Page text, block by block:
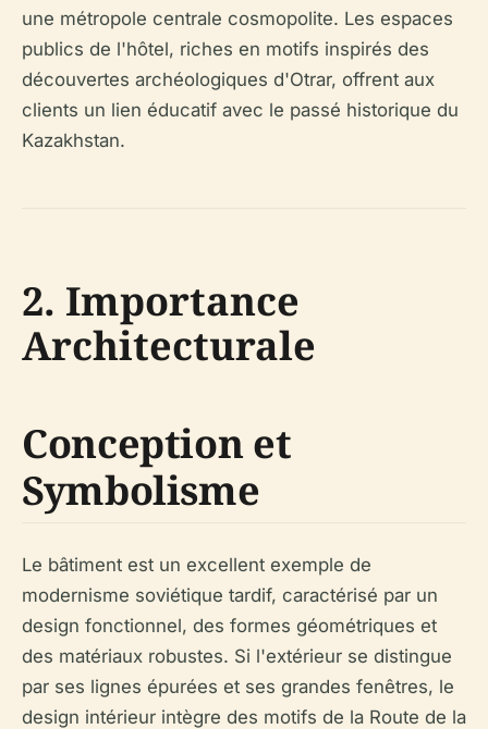
une métropole centrale cosmopolite. Les espaces
publics de l'hôtel, riches en motifs inspirés des
découvertes archéologiques d'Otrar, offrent aux
clients un lien éducatif avec le passé historique du
Kazakhstan.
2. Importance
Architecturale
Conception et
Symbolisme
Le bâtiment est un excellent exemple de
modernisme soviétique tardif, caractérisé par un
design fonctionnel, des formes géométriques et
des matériaux robustes. Si l'extérieur se distingue
par ses lignes épurées et ses grandes fenêtres, le
design intérieur intègre des motifs de la Route de la